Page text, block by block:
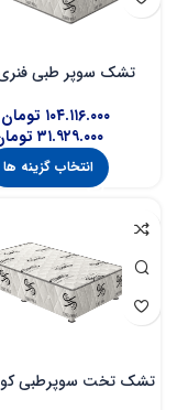
تشک سوپر طبی
۱۰۴.۱۱۶.۰۰۰ تومان
۳۱.۹۲۹.۰۰۰
انتخاب گزینه ها
تشک تخت سوپرطبی